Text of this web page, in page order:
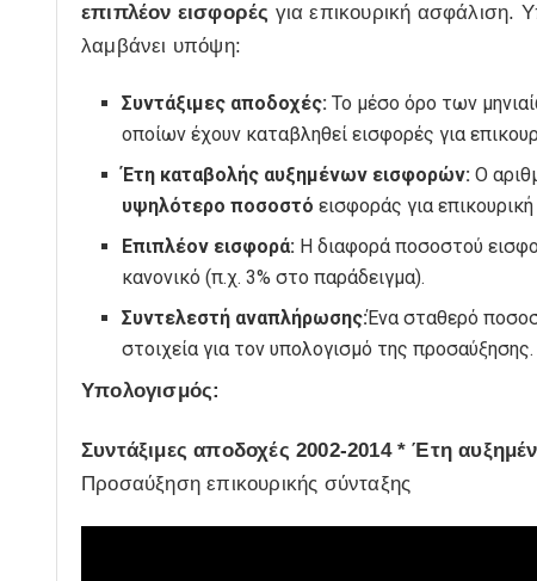
επιπλέον εισφορές για επικουρική ασφάλιση.
λαμβάνει υπόψη:
Συντάξιμες αποδοχές: Το μέσο όρο των
οποίων έχουν καταβληθεί εισφορές για
Έτη καταβολής αυξημένων εισφορών:Ο
υψηλότερο ποσοστό εισφοράς για
Επιπλέον εισφορά: Η διαφορά ποσοστού
κανονικό (π.χ. 3% στο παράδειγμα).
Συντελεστή αναπλήρωσης:Ένα σταθερό
στοιχεία για τον υπολογισμό της προσαύξησης.
Υπολογισμός:
Συντάξιμες αποδοχές 2002-2014 * Έτη
Προσαύξηση επικουρικής σύνταξης